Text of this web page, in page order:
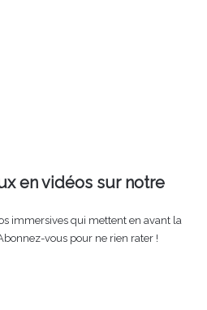
en vidéos sur notre
immersives qui mettent en avant la
vous pour ne rien rater !